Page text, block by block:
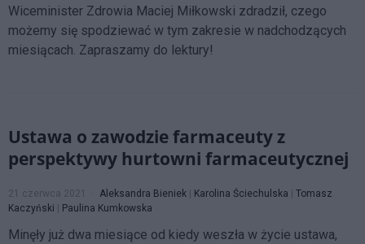
Wiceminister Zdrowia Maciej Miłkowski zdradził, czego
możemy się spodziewać w tym zakresie w nadchodzących
miesiącach. Zapraszamy do lektury!
Ustawa o zawodzie farmaceuty z
perspektywy hurtowni farmaceutycznej
21 czerwca 2021 Aleksandra Bieniek Karolina Ściechulska
Tomasz
Kaczyński
Paulina Kumkowska
Minęły już dwa miesiące od kiedy weszła w życie ustawa,